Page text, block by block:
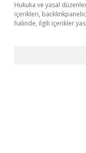
Hukuka ve yasal
içerikleri,
halinde, ilgili içerikler